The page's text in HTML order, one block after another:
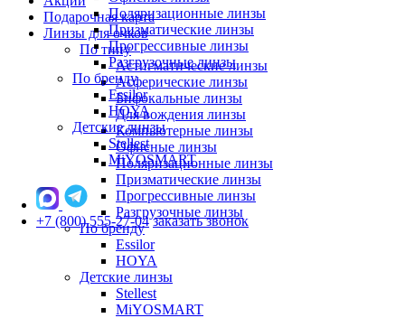
Подарочная карта
Линзы для очков
По типу
Астигматические линзы
Асферические линзы
Бифокальные линзы
Для вождения линзы
Компьютерные линзы
Офисные линзы
Поляризационные линзы
Призматические линзы
Прогрессивные линзы
Разгрузочные линзы
По бренду
Essilor
HOYA
Детские линзы
Stellest
MiYOSMART
Поляризационные линзы
Призматические линзы
Прогрессивные линзы
Разгрузочные линзы
По бренду
Essilor
HOYA
Детские линзы
Stellest
MiYOSMART
+7 (800) 555-27-04 заказать звонок